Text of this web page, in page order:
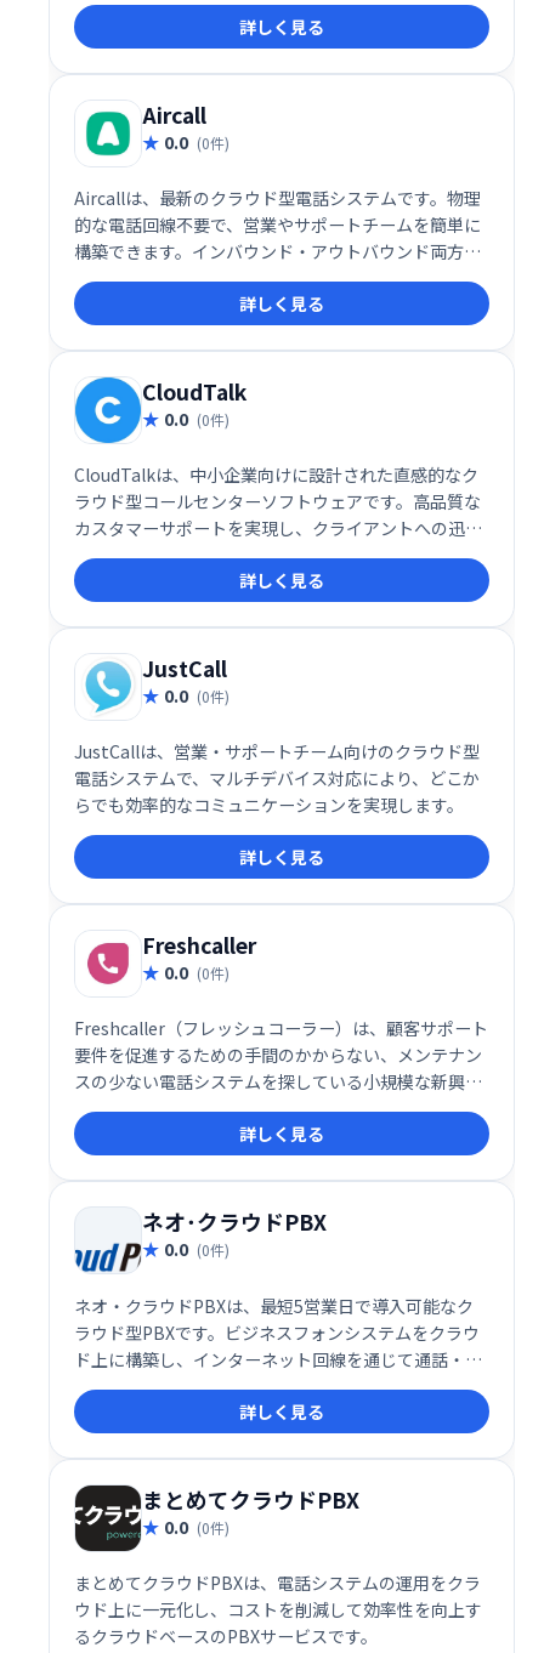
ークスタイルを革新的に変えます。
詳しく見る
Aircall
0.0 (0件)
Aircallは、最新のクラウド型電話システムです。物理
的な電話回線不要で、営業やサポートチームを簡単に
構築できます。インバウンド・アウトバウンド両方の
コールセンターを1つのシステムで管理し、顧客との
迅速な接続を実現します。複雑な設定は不要で、すぐ
に業務を開始できます。
詳しく見る
CloudTalk
0.0 (0件)
CloudTalkは、中小企業向けに設計された直感的なク
ラウド型コールセンターソフトウェアです。高品質な
カスタマーサポートを実現し、クライアントへの迅速
かつ的確な対応を可能にします。柔軟なプラットフォ
ームで、企業規模やニーズに合わせてカスタマイズで
き、あらゆる環境に対応します。明確で応答性の高い
サポートを提供することで、顧客満足度向上に貢献し
ます。
詳しく見る
JustCall
0.0 (0件)
JustCallは、営業・サポートチーム向けのクラウド型
電話システムで、マルチデバイス対応により、どこか
らでも効率的なコミュニケーションを実現します。
詳しく見る
Freshcaller
0.0 (0件)
Freshcaller（フレッシュコーラー）は、顧客サポート
要件を促進するための手間のかからない、メンテナン
スの少ない電話システムを探している小規模な新興企
業や中規模企業向けに構築されたコールセンターソフ
トウェアです。
詳しく見る
ネオ･クラウドPBX
0.0 (0件)
ネオ・クラウドPBXは、最短5営業日で導入可能なク
ラウド型PBXです。ビジネスフォンシステムをクラウ
ド上に構築し、インターネット回線を通じて通話・通
信を実現します。オフィスの電話環境を迅速に、そし
て柔軟に構築したい企業様におすすめです。初期費用
や維持費の削減にも貢献し、ビジネスの効率化をサポ
ートします。
詳しく見る
まとめてクラウドPBX
0.0 (0件)
まとめてクラウドPBXは、電話システムの運用をクラ
ウド上に一元化し、コストを削減して効率性を向上す
るクラウドベースのPBXサービスです。